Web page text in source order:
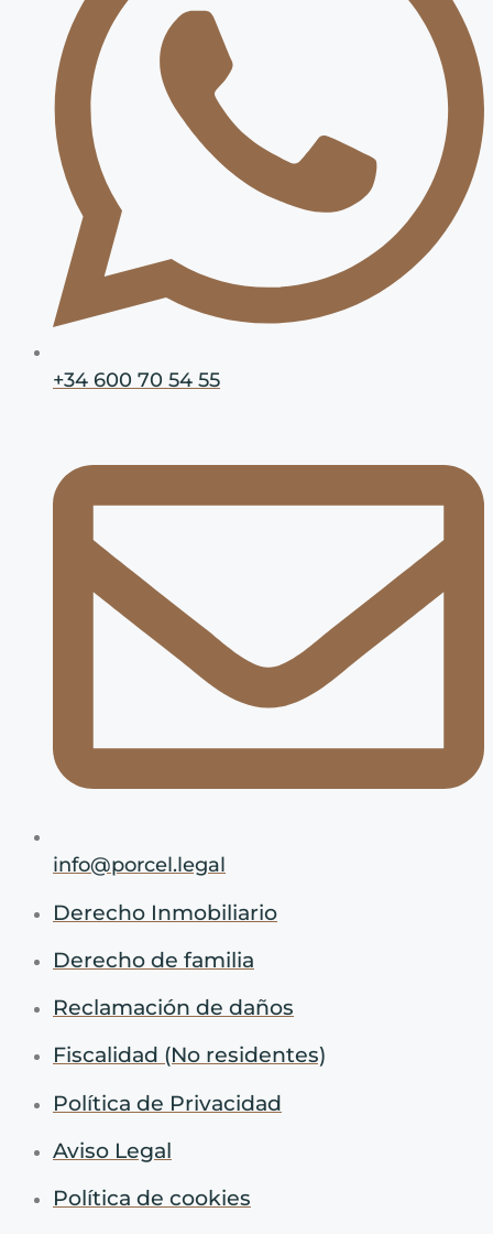
+34 600 70 54 55
info@porcel.legal
Derecho Inmobiliario
Derecho de familia
Reclamación de daños
Fiscalidad (No residentes)
Política de Privacidad
Aviso Legal
Política de cookies